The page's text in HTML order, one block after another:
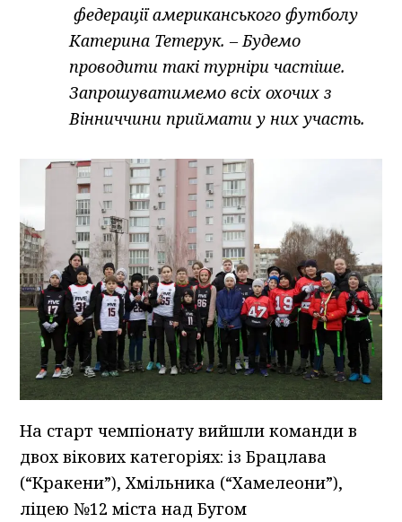
федерації американського футболу
Катерина Тетерук. – Будемо
проводити такі турніри частіше.
Запрошуватимемо всіх охочих з
Вінниччини приймати у них участь.
На старт чемпіонату вийшли команди в
двох вікових категоріях: із Брацлава
(“Кракени”), Хмільника (“Хамелеони”),
ліцею №12 міста над Бугом